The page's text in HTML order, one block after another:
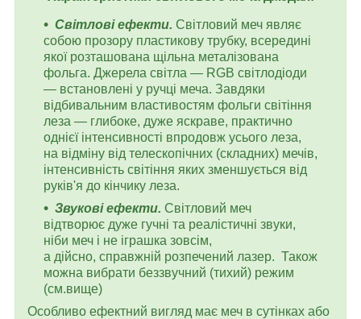
Світлові ефекти. Світловий меч являє
собою прозору пластикову трубку, всередині
якої розташована щільна металізована
фольга. Джерела світла — RGB світлодіоди
— встановлені у ручці меча. Завдяки
відбивальним властивостям фольги світіння
леза — глибоке, дуже яскраве, практично
однієї інтенсивності впродовж усього леза,
на відміну від телескопічних (складних) мечів,
інтенсивність світіння яких зменшується від
руків'я до кінчику леза.
Звукові ефекти. Світловий меч
відтворює дуже гучні та реалістичні звуки,
ніби меч і не іграшка зовсім,
а дійсно, справжній розпечений лазер. Також
можна вибрати беззвучний (тихий) режим
(см.вище)
Особливо ефектний вигляд має меч в сутінках або